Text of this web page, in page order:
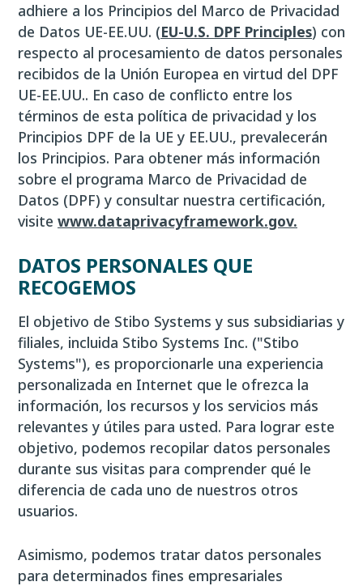
adhiere a los Principios del Marco de Privacidad
de Datos UE-EE.UU. (EU-U.S. DPF Principles) con
respecto al procesamiento de datos personales
recibidos de la Unión Europea en virtud del DPF
UE-EE.UU.. En caso de conflicto entre los
términos de esta política de privacidad y los
Principios DPF de la UE y EE.UU., prevalecerán
los Principios. Para obtener más información
sobre el programa Marco de Privacidad de
Datos (DPF) y consultar nuestra certificación,
visite www.dataprivacyframework.gov.
DATOS PERSONALES QUE
RECOGEMOS
El objetivo de Stibo Systems y sus subsidiarias y
filiales, incluida Stibo Systems Inc. ("Stibo
Systems"), es proporcionarle una experiencia
personalizada en Internet que le ofrezca la
información, los recursos y los servicios más
relevantes y útiles para usted. Para lograr este
objetivo, podemos recopilar datos personales
durante sus visitas para comprender qué le
diferencia de cada uno de nuestros otros
usuarios.
Asimismo, podemos tratar datos personales
para determinados fines empresariales